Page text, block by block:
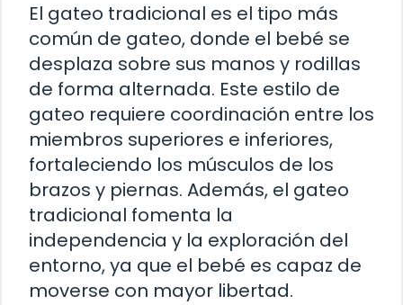
El gateo tradicional es el tipo más
común de gateo, donde el bebé se
desplaza sobre sus manos y rodillas
de forma alternada. Este estilo de
gateo requiere coordinación entre los
miembros superiores e inferiores,
fortaleciendo los músculos de los
brazos y piernas. Además, el gateo
tradicional fomenta la
independencia y la exploración del
entorno, ya que el bebé es capaz de
moverse con mayor libertad.